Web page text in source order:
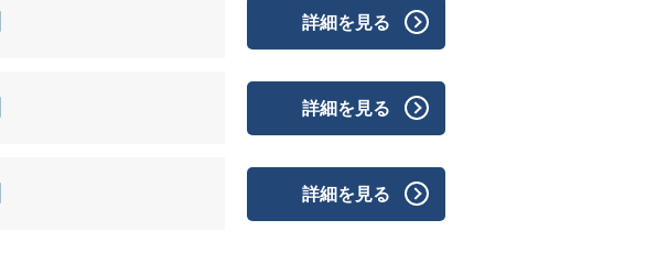
詳細を見る
詳細を見る
詳細を見る